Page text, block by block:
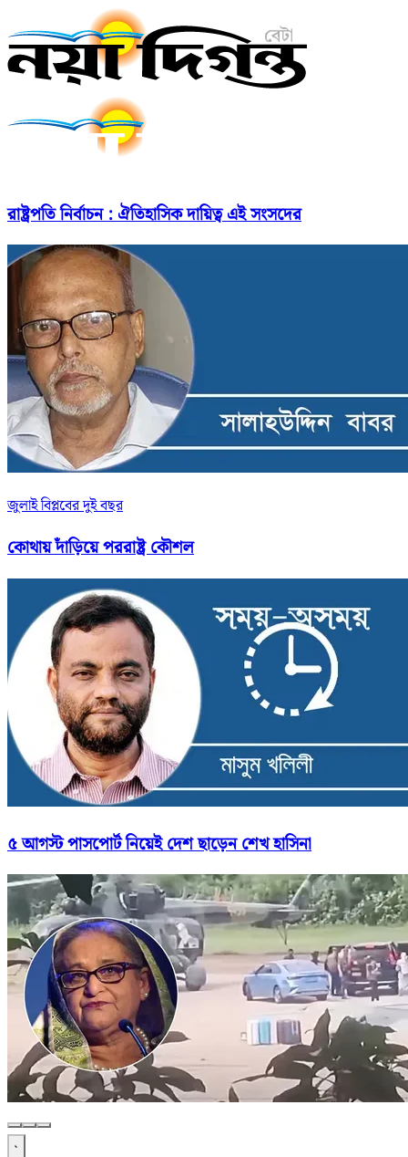
রাষ্ট্রপতি নির্বাচন : ঐতিহাসিক দায়িত্ব এই সংসদের
জুলাই বিপ্লবের দুই বছর
কোথায় দাঁড়িয়ে পররাষ্ট্র কৌশল
৫ আগস্ট পাসপোর্ট নিয়েই দেশ ছাড়েন শেখ হাসিনা